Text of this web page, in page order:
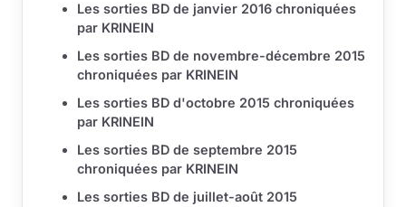
Les sorties BD de janvier 2016 chroniquées
par KRINEIN
Les sorties BD de novembre-décembre 2015
chroniquées par KRINEIN
Les sorties BD d'octobre 2015 chroniquées
par KRINEIN
Les sorties BD de septembre 2015
chroniquées par KRINEIN
Les sorties BD de juillet-août 2015